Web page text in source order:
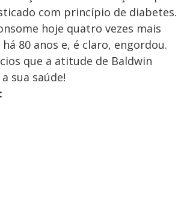
y
V
com princípio de diabetes.
hoje quatro vezes mais
80 anos e, é claro, engordou.
que a atitude de Baldwin
sua saúde!